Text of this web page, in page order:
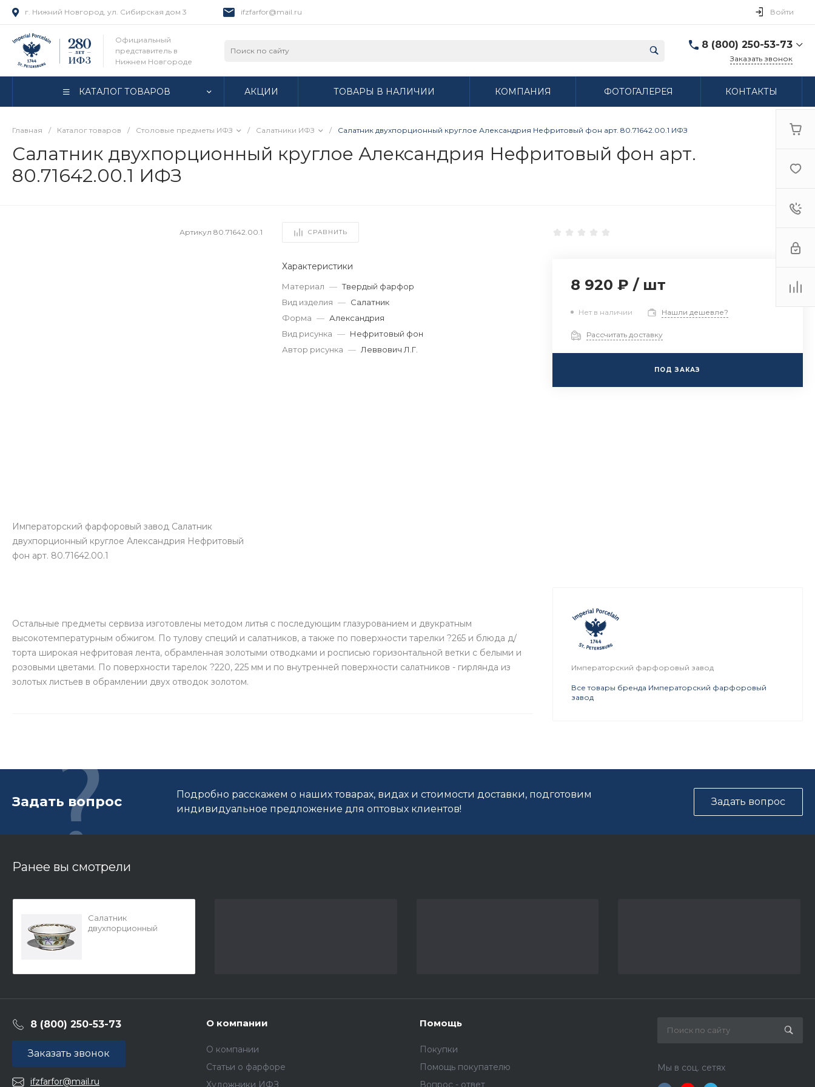
г. Нижний Новгород, ул. Сибирская дом 3 ifzfarfor@mail.ru Войти
Официальный
представитель в
Нижнем Новгороде
8 (800) 250-53-73
г. Нижний Новгород,
Заказать звонок
КАТАЛОГ ТОВАРОВ АКЦИИ ТОВАРЫ В НАЛИЧИИ КОМПАНИЯ ФОТОГАЛЕРЕЯ КОНТАКТЫ
Главная / Каталог товаров / Столовые предметы ИФЗ / Салатники ИФЗ / Салатник двухпорционный круглое Александрия Нефритовый фон арт. 80.71642.00.1 ИФЗ
Салатник двухпорционный круглое Александрия Нефритовый фон арт.
80.71642.00.1 ИФЗ
Артикул80.71642.00.1 СРАВНИТЬ
Императорский фарфоровый завод Салатник
двухпорционный круглое Александрия Нефритовый
фон арт. 80.71642.00.1
Характеристики
Материал — Твердый фарфор
Вид изделия — Салатник
Форма — Александрия
Вид рисунка — Нефритовый фон
Автор рисунка — Леввович Л.Г.
8 920 ₽ / шт
Нет в наличии Нашли дешевле?
Рассчитать доставку
ПОД ЗАКАЗ
Остальные предметы сервиза изготовлены методом литья с последующим глазурованием и двукратным
высокотемпературным обжигом. По тулову специй и салатников, а также по поверхности тарелки ?265 и блюда д/
торта широкая нефритовая лента, обрамленная золотыми отводками и росписью горизонтальной ветки с белыми и
розовыми цветами. По поверхности тарелок ?220, 225 мм и по внутренней поверхности салатников - гирлянда из
золотых листьев в обрамлении двух отводок золотом.
Императорский фарфоровый завод
Все товары бренда Императорский фарфоровый
завод
Задать вопрос
Подробно расскажем о наших товарах, видах и стоимости доставки, подготовим
индивидуальное предложение для оптовых клиентов!
Задать вопрос
Ранее вы смотрели
Салатник
двухпорционный
8 (800) 250-53-73
Заказать звонок
ifzfarfor@mail.ru
О компании
О компании
Статьи о фарфоре
Художники ИФЗ
Помощь
Покупки
Помощь покупателю
Вопрос - ответ
Мы в соц. сетях